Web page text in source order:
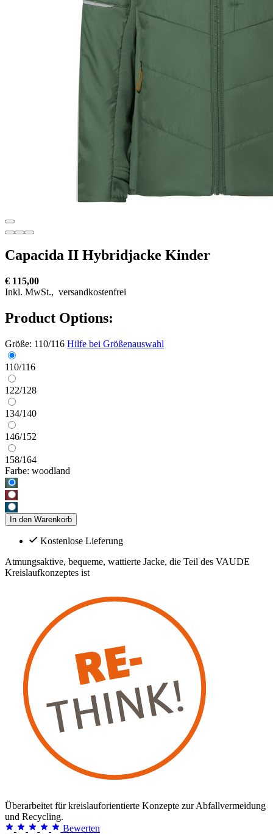
Capacida II Hybridjacke Kinder
€ 115,00
Inkl. MwSt., versandkostenfrei
Product Options:
Größe: 110/116 Hilfe bei Größenauswahl
110/116
122/128
134/140
146/152
158/164
Farbe: woodland
In den Warenkorb
Kostenlose Lieferung
Atmungsaktive, bequeme, wattierte Jacke, die Teil des VAUDE
Kreislaufkonzeptes ist
Überarbeitet für kreislauforientierte Konzepte zur Abfallvermeidung
und Recycling.
Bewerten